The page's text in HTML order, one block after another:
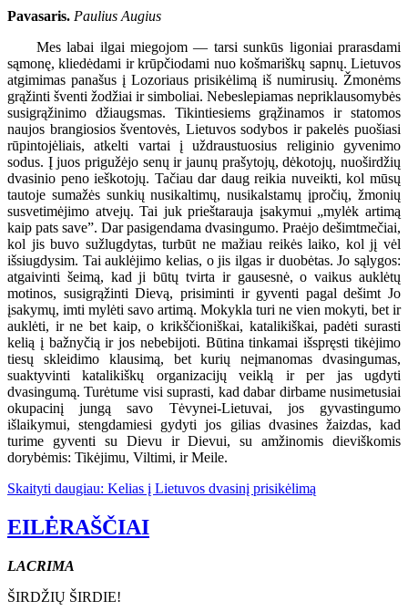
Pavasaris. Paulius Augius
Mes labai ilgai miegojom — tarsi sunkūs ligoniai prarasdami
sąmonę, kliedėdami ir krūpčiodami nuo košmariškų sapnų. Lietuvos
atgimimas panašus į Lozoriaus prisikėlimą iš numirusių. Žmonėms
grąžinti šventi žodžiai ir simboliai. Nebeslepiamas nepriklausomybės
susigrąžinimo džiaugsmas. Tikintiesiems grąžinamos ir statomos
naujos brangiosios šventovės, Lietuvos sodybos ir pakelės puošiasi
rūpintojėliais, atkelti vartai į uždraustuosius religinio gyvenimo
sodus. Į juos prigužėjo senų ir jaunų prašytojų, dėkotojų, nuoširdžių
dvasinio peno ieškotojų. Tačiau dar daug reikia nuveikti, kol mūsų
tautoje sumažės sunkių nusikaltimų, nusikalstamų įpročių, žmonių
susvetimėjimo atvejų. Tai juk prieštarauja įsakymui „mylėk artimą
kaip pats save”. Dar pasigendama dvasingumo. Praėjo dešimtmečiai,
kol jis buvo sužlugdytas, turbūt ne mažiau reikės laiko, kol jį vėl
išsiugdysim. Tai auklėjimo kelias, o jis ilgas ir duobėtas. Jo sąlygos:
atgaivinti šeimą, kad ji būtų tvirta ir gausesnė, o vaikus auklėtų
motinos, susigrąžinti Dievą, prisiminti ir gyventi pagal dešimt Jo
įsakymų, imti mylėti savo artimą. Mokykla turi ne vien mokyti, bet ir
auklėti, ir ne bet kaip, o krikščioniškai, katalikiškai, padėti surasti
kelią į bažnyčią ir jos nebebijoti. Būtina tinkamai išspręsti tikėjimo
tiesų skleidimo klausimą, bet kurių neįmanomas dvasingumas,
suaktyvinti katalikiškų organizacijų veiklą ir per jas ugdyti
dvasingumą. Turėtume visi suprasti, kad dabar dirbame nusimetusiai
okupacinį jungą savo Tėvynei-Lietuvai, jos gyvastingumo
išlaikymui, stengdamiesi gydyti jos gilias dvasines žaizdas, kad
turime gyventi su Dievu ir Dievui, su amžinomis dieviškomis
dorybėmis: Tikėjimu, Viltimi, ir Meile.
Skaityti daugiau: Kelias į Lietuvos dvasinį prisikėlimą
EILĖRAŠČIAI
LACRIMA
ŠIRDŽIŲ ŠIRDIE!